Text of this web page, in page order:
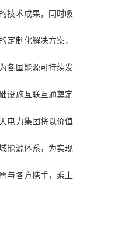
技术成果，同时吸
定制化解决方案，
各国能源可持续发
设施互联互通奠定
电力集团将以价值
能源体系，为实现
与各方携手，乘上